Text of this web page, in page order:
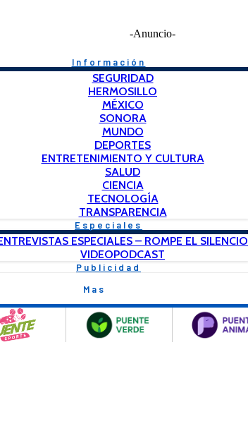
-Anuncio-
Información
SEGURIDAD
HERMOSILLO
MÉXICO
SONORA
MUNDO
DEPORTES
ENTRETENIMIENTO Y CULTURA
SALUD
CIENCIA
TECNOLOGÍA
TRANSPARENCIA
Especiales
ESPECIALES – ROMPE EL SILENCIO
VIDEOPODCAST
Publicidad
Mas